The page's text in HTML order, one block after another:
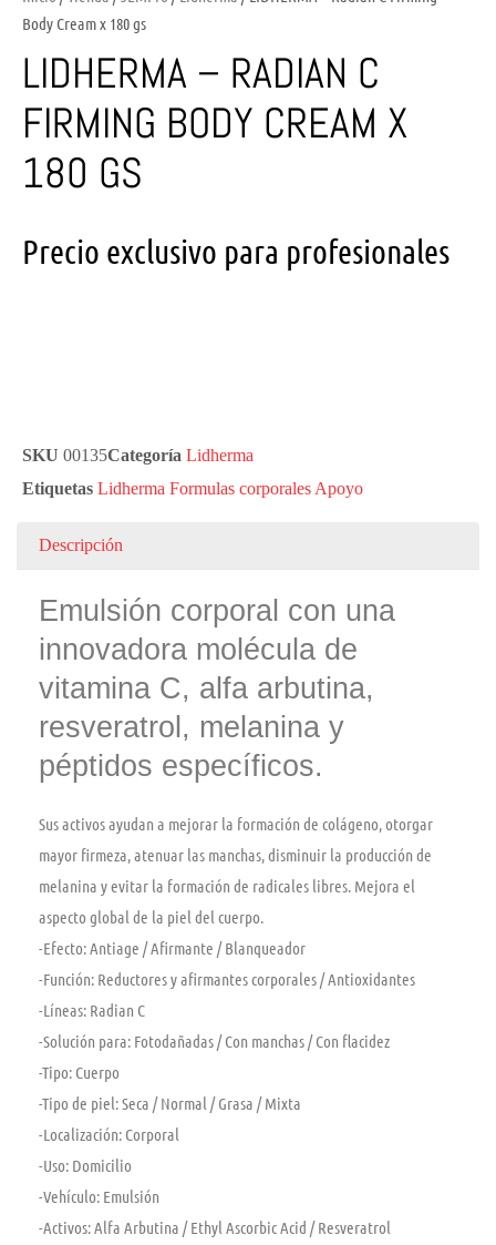
Body Cream x 180 gs
LIDHERMA – RADIAN C
FIRMING BODY CREAM X
180 GS
Precio exclusivo para profesionales
SKU 00135Categoría Lidherma
Etiquetas Lidherma Formulas corporales Apoyo
Descripción
Emulsión corporal con una
innovadora molécula de
vitamina C, alfa arbutina,
resveratrol, melanina y
péptidos específicos.
Sus activos ayudan a mejorar la formación de colágeno, otorgar
mayor firmeza, atenuar las manchas, disminuir la producción de
melanina y evitar la formación de radicales libres. Mejora el
aspecto global de la piel del cuerpo.
-Efecto: Antiage / Afirmante / Blanqueador
-Función: Reductores y afirmantes corporales / Antioxidantes
-Líneas: Radian C
-Solución para: Fotodañadas / Con manchas / Con flacidez
-Tipo: Cuerpo
-Tipo de piel:Seca / Normal / Grasa / Mixta
-Localización: Corporal
-Uso: Domicilio
-Vehículo: Emulsión
-Activos: Alfa Arbutina / Ethyl Ascorbic Acid / Resveratrol